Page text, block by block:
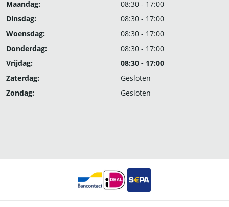
Maandag:
08:30 - 17:00
Dinsdag:
08:30 - 17:00
Woensdag:
08:30 - 17:00
Donderdag:
08:30 - 17:00
Vrijdag:
08:30 - 17:00
Zaterdag:
Gesloten
Zondag:
Gesloten